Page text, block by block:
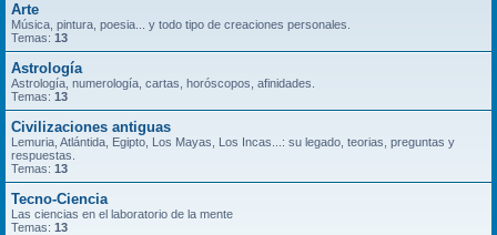
Arte
Música, pintura, poesia... y todo tipo de creaciones personales.
Temas: 13
Astrología
Astrología, numerología, cartas, horóscopos, afinidades.
Temas: 13
Civilizaciones antiguas
Lemuria, Atlántida, Egipto, Los Mayas, Los Incas...: su legado, teorias, preguntas y
respuestas.
Temas: 13
Tecno-Ciencia
Las ciencias en el laboratorio de la mente
Temas: 13